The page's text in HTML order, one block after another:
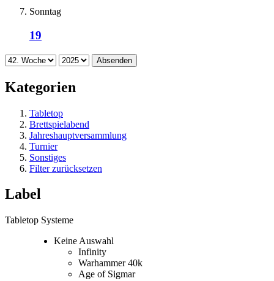
Sonntag
19
Absenden
Kategorien
Tabletop
Brettspielabend
Jahreshauptversammlung
Turnier
Sonstiges
Filter zurücksetzen
Label
Tabletop Systeme
Keine Auswahl
Infinity
Warhammer 40k
Age of Sigmar